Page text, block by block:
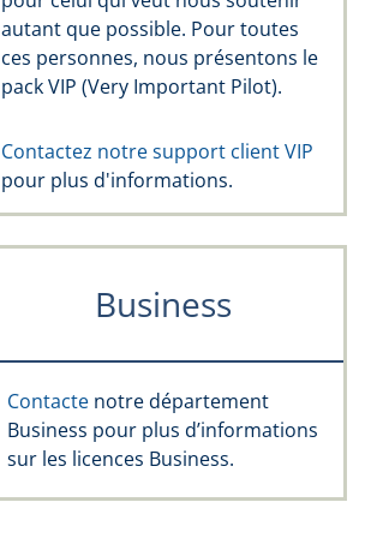
autant que possible. Pour toutes
ces personnes, nous présentons le
pack VIP (Very Important Pilot).
Contactez notre support client VIP
pour plus d'informations.
Business
Contacte notre département
Business pour plus d’informations
sur les licences Business.